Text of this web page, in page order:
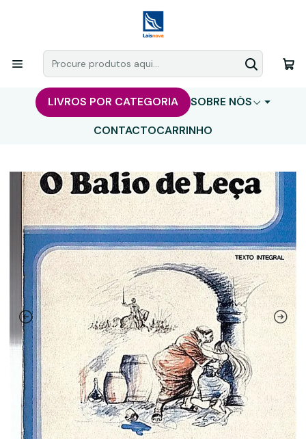
LIVROS POR CATEGORIA
SOBRE NÓS
CONTACTOCARRINHO